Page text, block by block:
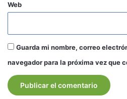
Web
Guarda mi nombre, correo
navegador para la próxima vez que